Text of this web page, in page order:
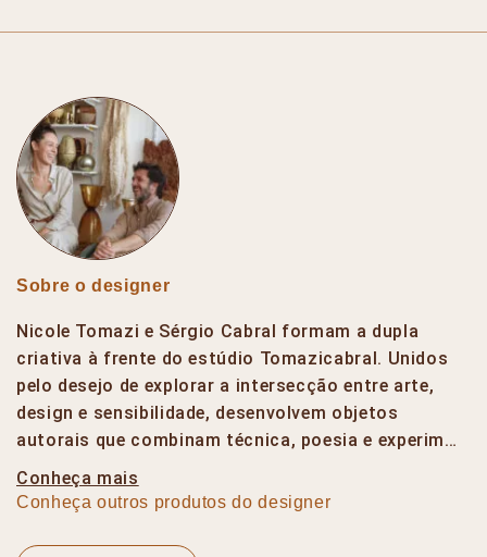
Sobre o designer
Nicole Tomazi e Sérgio Cabral formam a dupla
criativa à frente do estúdio Tomazicabral. Unidos
pelo desejo de explorar a intersecção entre arte,
design e sensibilidade, desenvolvem objetos
autorais que combinam técnica, poesia e experim…
Conheça mais
Conheça outros produtos do designer